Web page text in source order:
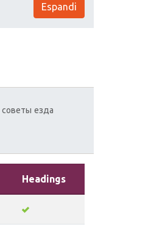
Espandi
советы езда
Headings